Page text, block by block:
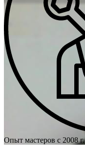
Опыт мастеров с 2008 г.